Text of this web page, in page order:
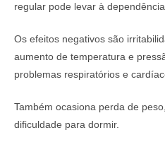
regular pode levar à
Os efeitos negativos são
aumento de temperatura e
problemas respiratórios e
Também ocasiona perda de
dificuldade para dormir.